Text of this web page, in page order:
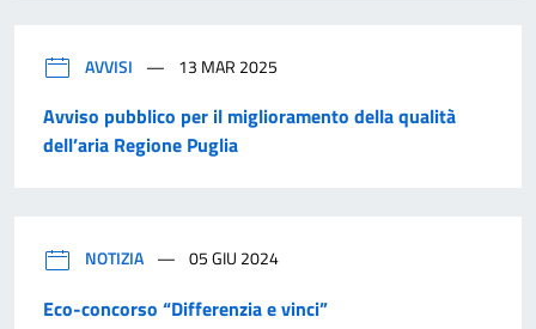
AVVISI 13 MAR 2025
Avviso pubblico per il miglioramento della qualità
dell’aria Regione Puglia
NOTIZIA 05 GIU 2024
Eco-concorso “Differenzia e vinci”